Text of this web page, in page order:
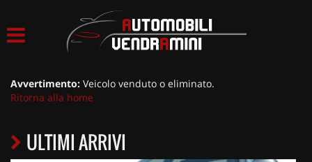
ACQUISTIAMO USATO
ASSISTENZA
Avvertimento: Veicolo venduto o eliminato.
Ritorna alla home
ULTIMI ARRIVI